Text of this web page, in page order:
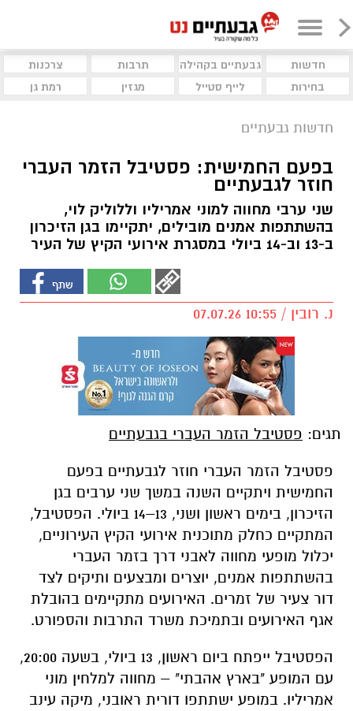
חדשות גבעתיים בקהילה תרבות
צרכנות
בחירות
לייף סטייל מגזין רמת גן
חדשות גבעתיים
בפעם החמישית: פסטיבל הזמר העברי
חוזר לגבעתיים
שני ערבי מחווה למוני אמריליו וללוליק לוי,
בהשתתפות אמנים מובילים, יתקיימו בגן הזיכרון
ב-13 וב-14 ביולי במסגרת אירועי הקיץ של העיר
נ. רובין / 10:55 07.07.26
תגים: פסטיבל הזמר העברי בגבעתיים
פסטיבל הזמר העברי חוזר לגבעתיים בפעם
החמישית ויתקיים השנה במשך שני ערבים בגן
הזיכרון, בימים ראשון ושני, 13–14 ביולי. הפסטיבל,
המתקיים כחלק מתוכנית אירועי הקיץ העירוניים,
יכלול מופעי מחווה לאבני דרך בזמר העברי
בהשתתפות אמנים, יוצרים ומבצעים ותיקים לצד
דור צעיר של זמרים. האירועים מתקיימים בהובלת
אגף האירועים ובתמיכת משרד התרבות והספורט.
הפסטיבל ייפתח ביום ראשון, 13 ביולי, בשעה 20:00,
עם המופע "בארץ אהבתי" – מחווה למלחין מוני
אמריליו. במופע ישתתפו דורית ראובני, מיקה עינב